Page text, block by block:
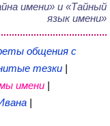
имени» и «Тайный
язык имени»
общения с
тезки |
имени |
|